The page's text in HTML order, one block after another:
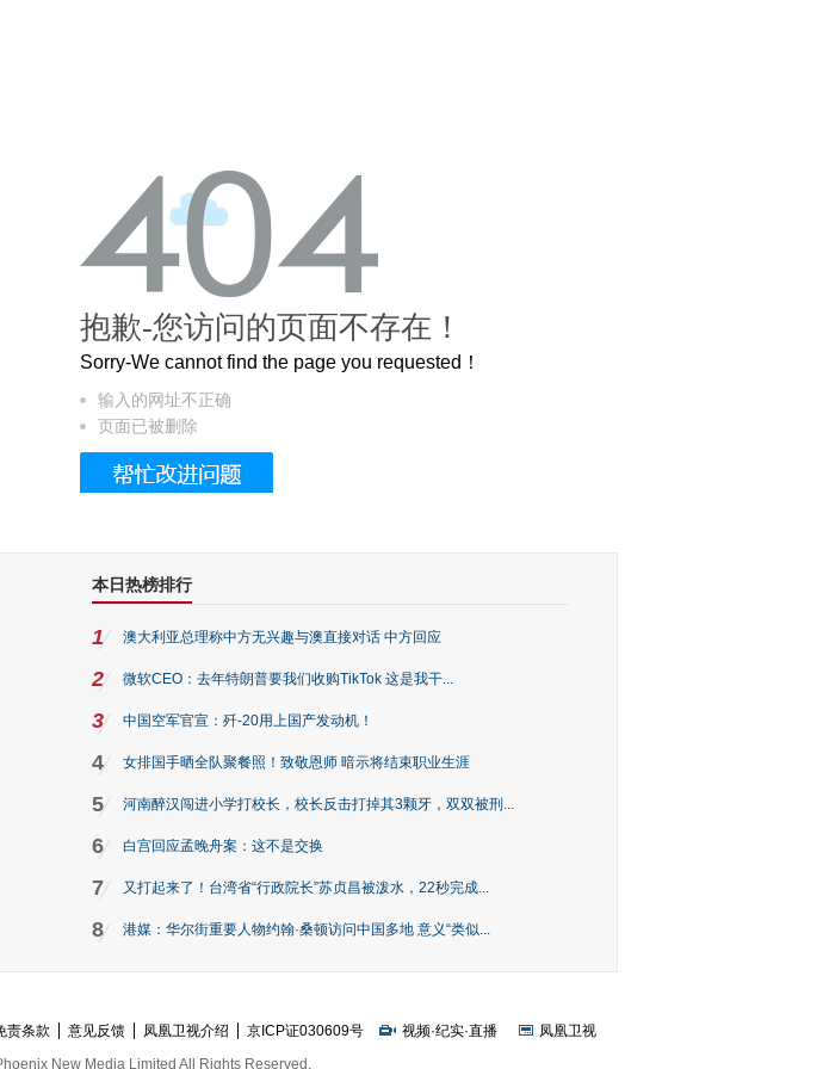
佛家七宝的它到底有多美？
抱歉-您访问的页面不存在！
Sorry-We cannot find the page you requested！
输入的网址不正确
页面已被删除
本日热榜排行
1 澳大利亚总理称中方无兴趣与澳直接对话 中方回应
2 微软CEO：去年特朗普要我们收购TikTok 这是我干...
3 中国空军官宣：歼-20用上国产发动机！
4 女排国手晒全队聚餐照！致敬恩师 暗示将结束职业生涯
5 河南醉汉闯进小学打校长，校长反击打掉其3颗牙，双双被刑...
6 白宫回应孟晚舟案：这不是交换
7 又打起来了！台湾省“行政院长”苏贞昌被泼水，22秒完成...
8 港媒：华尔街重要人物约翰·桑顿访问中国多地 意义“类似...
责条款 意见反馈 凤凰卫视介绍 京ICP证030609号 视频·纪实·直播
凤凰卫视
New Media Limited All Rights Reserved.